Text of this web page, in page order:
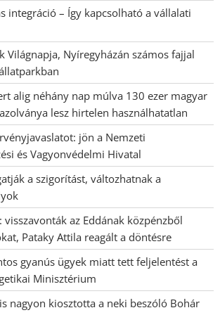
integráció – Így kapcsolható a vállalati
Világnapja, Nyíregyházán számos fajjal
alig néhány nap múlva 130 ezer magyar
lesz hirtelen használhatatlan
jön a Nemzeti
és Vagyonvédelmi Hivatal
a szigorítást, változhatnak a
az Eddának közpénzből
Pataky Attila reagált a döntésre
gyanús ügyek miatt tett feljelentést a
Minisztérium
nagyon kiosztotta a neki beszóló Bohár